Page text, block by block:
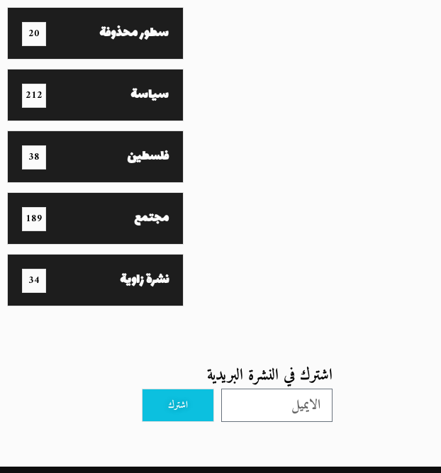
سطور محذوفة 20
سياسة 212
فلسطين 38
مجتمع 189
نشرة زاوية 34
اشترك في النشرة البريدية
اشترك